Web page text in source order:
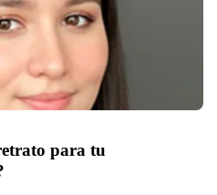
para tu